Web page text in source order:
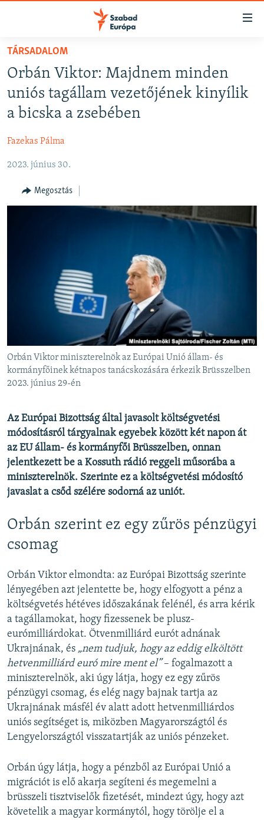
Akadálymentes
Ugrás
fő
oldalra
Ugrás
tartalomjegyzékre
NAPIRENDEN
AKTUÁLIS
PODCASTOK
ELEMZŐ
NER15
SZABADON
EURÓPAI UNIÓ
KLÍMAVÁLTOZÁS
A MÚLT TANULSÁGAI
KÖVESSEN MINKET!
Valamennyi RFE/RL weboldal
TÁRSADALOM
Orbán Viktor: Majdnem minden
uniós tagállam vezetőjének kinyílik
a bicska a zsebében
Fazekas Pálma
2023. június 30.
Megosztás
Orbán Viktor miniszterelnök az Európai Unió állam- és
kormányfőinek kétnapos tanácskozására érkezik Brüsszelben
2023. június 29-én
Az Európai Bizottság által javasolt költségvetési
módosításról tárgyalnak egyebek között két napon át
az EU állam- és kormányfői Brüsszelben, onnan
jelentkezett be a Kossuth rádió reggeli műsorába a
miniszterelnök. Szerinte ez a költségvetési módosító
javaslat a csőd szélére sodorná az uniót.
Orbán szerint ez egy zűrös pénzügyi
csomag
Orbán Viktor elmondta: az Európai Bizottság szerinte
lényegében azt jelentette be, hogy elfogyott a pénz a
költségvetés hétéves időszakának felénél, és arra kérik
a tagállamokat, hogy fizessenek be plusz-
eurómilliárdokat. Ötvenmilliárd eurót adnának
Ukrajnának, és „nem tudjuk, hogy az eddig elköltött
hetvenmilliárd euró mire ment el”– fogalmazott a
miniszterelnök, aki úgy látja, hogy ez egy zűrös
pénzügyi csomag, és elég nagy bajnak tartja az
Ukrajnának másfél év alatt adott hetvenmilliárdos
uniós segítséget is, miközben Magyarországtól és
Lengyelországtól visszatartják az uniós pénzeket.
Orbán úgy látja, hogy a pénzből az Európai Unió a
migrációt is elő akarja segíteni és megemelni a
brüsszeli tisztviselők fizetését, mindezt úgy, hogy azt
követelik a magyar kormánytól, hogy törölje el a
FELIRATKOZÁS